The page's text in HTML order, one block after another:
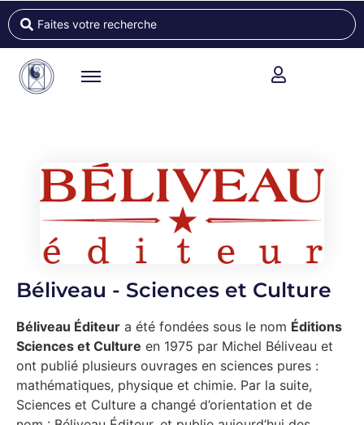
Béliveau - Sciences et Culture
Béliveau Éditeur a été fondées sous le nom Éditions
Sciences et Culture en 1975 par Michel Béliveau et
ont publié plusieurs ouvrages en sciences pures :
mathématiques, physique et chimie. Par la suite,
Sciences et Culture a changé d’orientation et de